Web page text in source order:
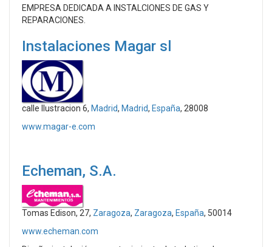
EMPRESA DEDICADA A INSTALCIONES DE GAS Y
REPARACIONES.
Instalaciones Magar sl
calle Ilustracion 6, Madrid, Madrid, España, 28008
www.magar-e.com
Echeman, S.A.
Tomas Edison, 27, Zaragoza, Zaragoza, España, 50014
www.echeman.com